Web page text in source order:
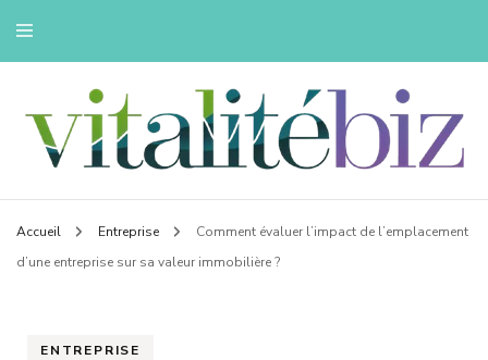
Vitalitebiz
Innovons pour une vie saine
Accueil Entreprise
Comment évaluer l’impact de l’emplacement
d’une entreprise sur sa valeur immobilière ?
ENTREPRISE